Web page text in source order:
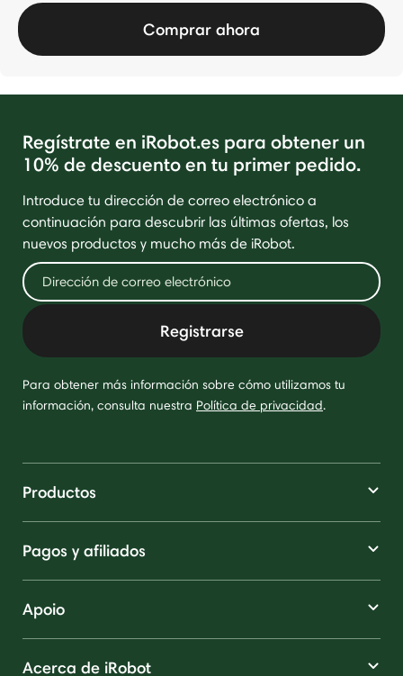
Comprar ahora
Regístrate en iRobot.es para obtener un
10% de descuento en tu primer pedido.
Introduce tu dirección de correo electrónico a
continuación para descubrir las últimas ofertas, los
nuevos productos y mucho más de iRobot.
Registrarse
Para obtener más información sobre cómo utilizamos tu
información, consulta nuestra Política de privacidad.
Productos
Pagos y afiliados
Apoio
Acerca de iRobot